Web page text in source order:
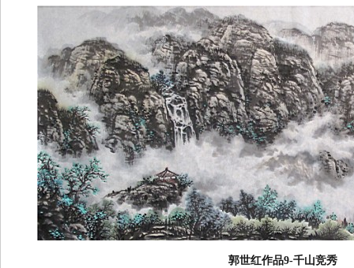
郭世红作品9-千山竞秀